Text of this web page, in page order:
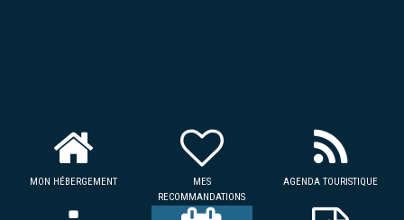
MON HÉBERGEMENT
MES
RECOMMANDATIONS
AGENDA TOURISTIQUE